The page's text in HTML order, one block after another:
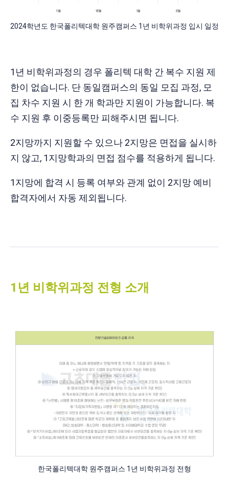
2024학년도 한국폴리텍대학 원주캠퍼스 1년 비학위과정 입시 일정
1년 비학위과정의 경우 폴리텍 대학 간 복수 지원 제
한이 없습니다. 단 동일캠퍼스의 동일 모집 과정, 모
집 차수 지원 시 한 개 학과만 지원이 가능합니다. 복
수 지원 후 이중등록만 피해주시면 됩니다.
2지망까지 지원할 수 있으나 2지망은 면접을 실시하
지 않고, 1지망학과의 면접 점수를 적용하게 됩니다.
1지망에 합격 시 등록 여부와 관계 없이 2지망 예비
합격자에서 자동 제외됩니다.
1년 비학위과정 전형 소개
한국폴리텍대학 원주캠퍼스 1년 비학위과정 전형